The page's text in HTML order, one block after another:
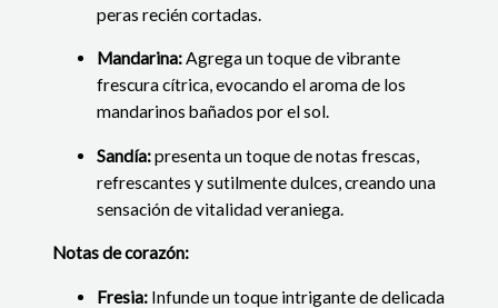
peras recién cortadas.
Mandarina:Agrega un toque de vibrante
frescura cítrica, evocando el aroma de los
mandarinos bañados por el sol.
Sandía:presenta un toque denotas frescas,
refrescantes y sutilmente dulces,creando una
sensación de vitalidad veraniega.
Notas de corazón:
Fresia: Infunde un toque intrigante de delicada